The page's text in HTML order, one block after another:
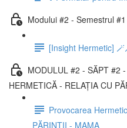
Modului #2 - Semestrul
[Insight Hermetic]
MODULUL #2 - SĂPT #2
HERMETICĂ - RELAȚIA CU
Provocarea
PĂRINȚII - MAMA